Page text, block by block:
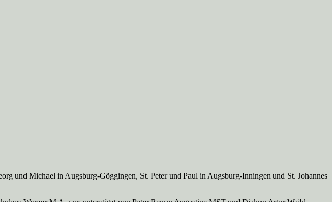
und Michael in Augsburg-Göggingen, St. Peter und Paul in Augsburg-Inningen und St. Johannes